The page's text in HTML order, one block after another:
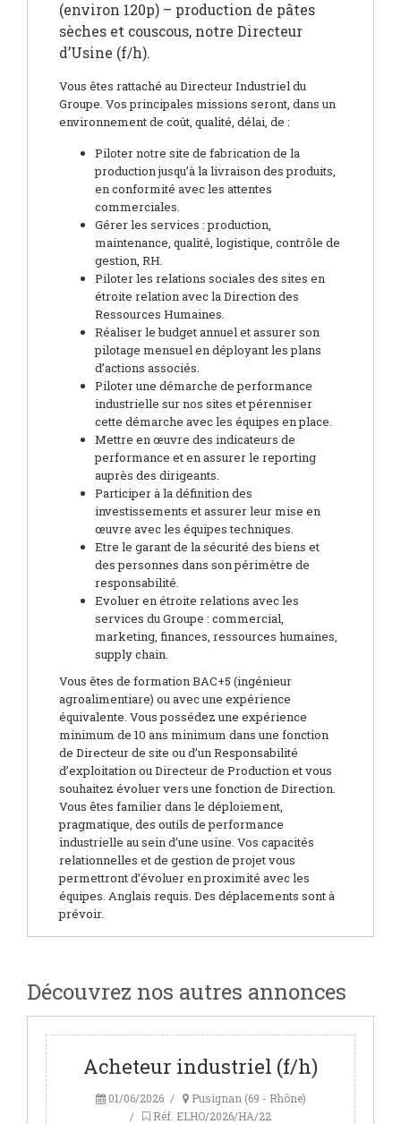
(environ 120p) – production de pâtes
sèches et couscous, notre Directeur
d’Usine (f/h).
Vous êtes rattaché au Directeur Industriel du
Groupe. Vos principales missions seront, dans un
environnement de coût, qualité, délai, de :
Piloter notre site de fabrication de la
production jusqu’à la livraison des produits,
en conformité avec les attentes
commerciales.
Gérer les services : production,
maintenance, qualité, logistique, contrôle de
gestion, RH.
Piloter les relations sociales des sites en
étroite relation avec la Direction des
Ressources Humaines.
Réaliser le budget annuel et assurer son
pilotage mensuel en déployant les plans
d’actions associés.
Piloter une démarche de performance
industrielle sur nos sites et pérenniser
cette démarche avec les équipes en place.
Mettre en œuvre des indicateurs de
performance et en assurer le reporting
auprès des dirigeants.
Participer à la définition des
investissements et assurer leur mise en
œuvre avec les équipes techniques.
Etre le garant de la sécurité des biens et
des personnes dans son périmètre de
responsabilité.
Evoluer en étroite relations avec les
services du Groupe : commercial,
marketing, finances, ressources humaines,
supply chain.
Vous êtes de formation BAC+5 (ingénieur
agroalimentiare) ou avec une expérience
équivalente. Vous possédez une expérience
minimum de 10 ans minimum dans une fonction
de Directeur de site ou d’un Responsabilité
d’exploitation ou Directeur de Production et vous
souhaitez évoluer vers une fonction de Direction.
Vous êtes familier dans le déploiement,
pragmatique, des outils de performance
industrielle au sein d’une usine. Vos capacités
relationnelles et de gestion de projet vous
permettront d’évoluer en proximité avec les
équipes. Anglais requis. Des déplacements sont à
prévoir.
Découvrez nos autres annonces
Acheteur industriel (f/h)
01/06/2026
Pusignan (69 - Rhône)
Réf. ELHO/2026/HA/22